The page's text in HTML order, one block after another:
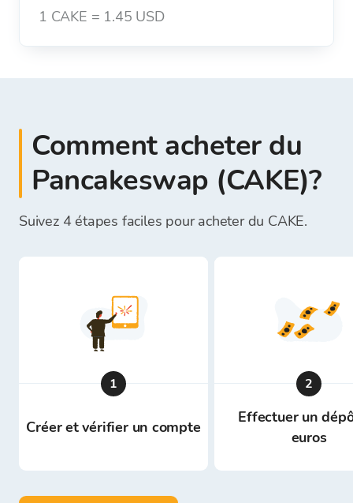
1 CAKE = 1.45 USD
Comment acheter du
Pancakeswap (CAKE)?
Suivez 4 étapes faciles pour acheter du CAKE.
1
Créer et vérifier un compte
2
Effectuer un
euros